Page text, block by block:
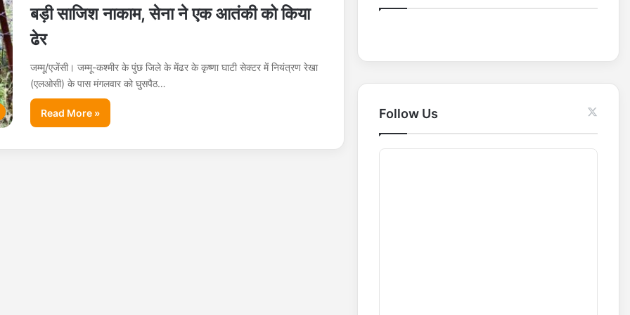
बड़ी साजिश नाकाम, सेना ने एक आतंकी को किया
ढेर
जम्मू/एजेंसी। जम्मू-कश्मीर के पुंछ जिले के मेंढर के कृष्णा घाटी सेक्टर में नियंत्रण रेखा
(एलओसी) के पास मंगलवार को घुसपैठ…
Read More »
o
Follow Us